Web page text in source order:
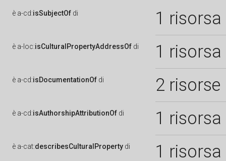
è a-cd:isSubjectOf di 1 risorsa
è a-loc:isCulturalPropertyAddressOf di 1 risorsa
è a-cd:isDocumentationOf di 2 risorse
è a-cd:isAuthorshipAttributionOf di 1 risorsa
è a-cat:describesCulturalProperty di 1 risorsa